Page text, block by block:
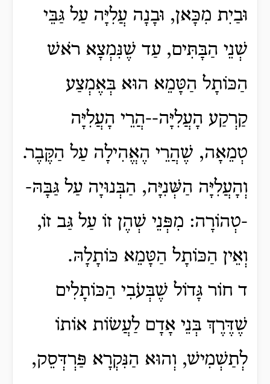
וּבַיִת מִכָּאן, וּבָנָה עֲלִיָּה עַל גַּבֵּי
שְׁנֵי הַבָּתִּים, עַד שֶׁנִּמְצָא רֹאשׁ
הַכּוֹתָל הַטָּמֵא הוּא בְּאֶמְצַע
קַרְקַע הָעֲלִיָּה--הֲרֵי הָעֲלִיָּה
טְמֵאָה, שֶׁהֲרֵי הֶאֱהִילָה עַל הַקֶּבֶר.
וְהָעֲלִיָּה הַשְּׁנִיָּה, הַבְּנוּיָה עַל גַּבָּהּ-
-טְהוֹרָה: מִפְּנֵי שְׁהֶן זוֹ עַל גַּב זוֹ,
וְאֵין הַכּוֹתָל הַטָּמֵא כּוֹתָלָהּ.
ד חוֹר גָּדוֹל שֶׁבְּעֹבִי הַכּוֹתָלִים
שֶׁדֶּרֶךְ בְּנֵי אָדָם לַעֲשׂוֹת אוֹתוֹ
לְתַשְׁמִישׁ, וְהוּא הַנִּקְרָא פַּרְדְּסֵק,